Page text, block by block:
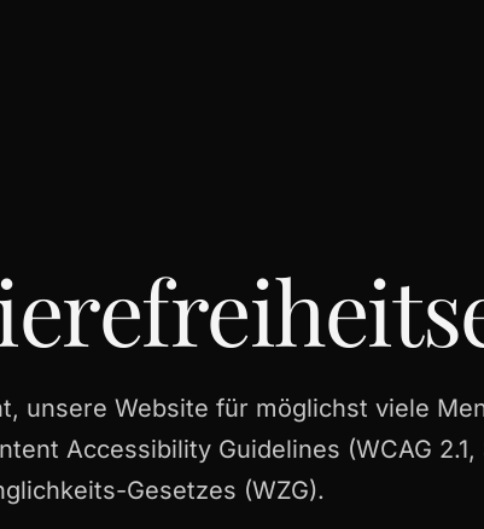
unsere Website für möglichst viele
Accessibility Guidelines (WCAG
Gesetzes (WZG).